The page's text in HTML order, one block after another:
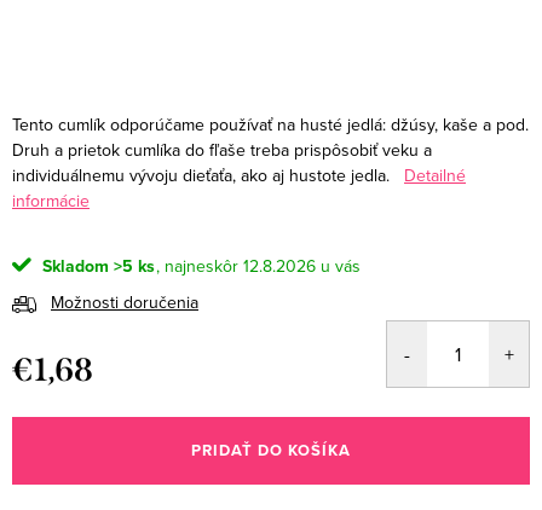
Tento cumlík odporúčame používať na husté jedlá: džúsy, kaše a pod.
Druh a prietok cumlíka do fľaše treba prispôsobiť veku a
individuálnemu vývoju dieťaťa, ako aj hustote jedla.
Detailné
informácie
Skladom >5 ks
12.8.2026
Možnosti doručenia
€1,68
cena:
PRIDAŤ DO KOŠÍKA